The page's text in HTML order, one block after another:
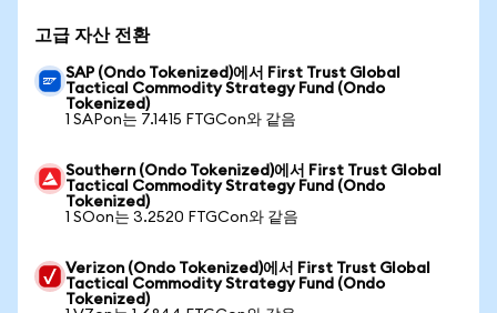
고급 자산 전환
SAP (Ondo Tokenized)에서 First Trust Global
Tactical Commodity Strategy Fund (Ondo
Tokenized)
1 SAPon는 7.1415 FTGCon와 같음
Southern (Ondo Tokenized)에서 First Trust Global
Tactical Commodity Strategy Fund (Ondo
Tokenized)
1 SOon는 3.2520 FTGCon와 같음
Verizon (Ondo Tokenized)에서 First Trust Global
Tactical Commodity Strategy Fund (Ondo
Tokenized)